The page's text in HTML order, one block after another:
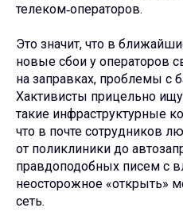
телеком‑операторов.
Это значит, что в
новые сбои у операторов
на заправках, проблемы с
Хактивисты прицельно
такие инфраструктурные
что в почте сотрудников
от поликлиники до
правдоподобных писем с
неосторожное «открыть»
сеть.